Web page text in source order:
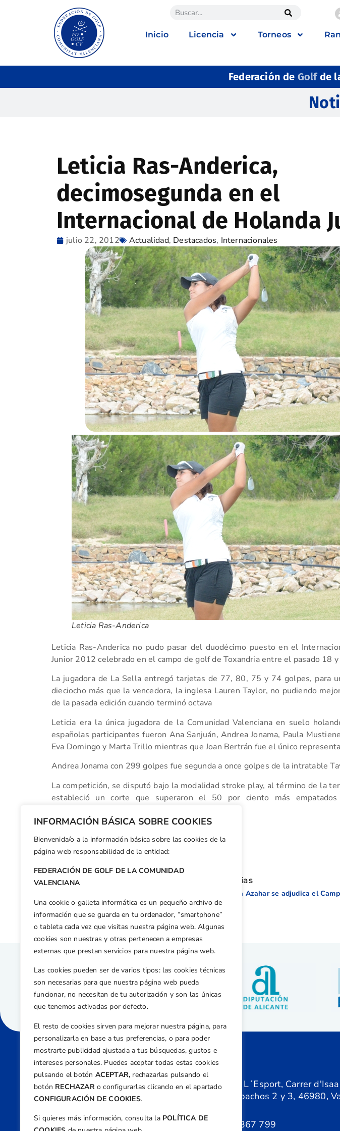
INFORMACIÓN BÁSICA SOBRE COOKIES
Bienvenida/o a la información básica sobre las cookies de la
página web responsabilidad de la entidad:
FEDERACIÓN DE GOLF DE LA COMUNIDAD
VALENCIANA
Una cookie o galleta informática es un pequeño archivo de
información que se guarda en tu ordenador, “smartphone”
o tableta cada vez que visitas nuestra página web. Algunas
cookies son nuestras y otras pertenecen a empresas
externas que prestan servicios para nuestra página web.
Las cookies pueden ser de varios tipos: las cookies técnicas
son necesarias para que nuestra página web pueda
funcionar, no necesitan de tu autorización y son las únicas
que tenemos activadas por defecto.
El resto de cookies sirven para mejorar nuestra página, para
personalizarla en base a tus preferencias, o para poder
mostrarte publicidad ajustada a tus búsquedas, gustos e
intereses personales. Puedes aceptar todas estas cookies
pulsando el botón ACEPTAR, rechazarlas pulsando el
botón RECHAZARo configurarlas clicando en el apartado
CONFIGURACIÓN DE COOKIES.
Si quieres más información, consulta la POLÍTICA DE
Inicio Licencia Torneos
Federación de Golfde
Leticia Ras-Anderica,
decimosegunda en el
Internacional de Holanda
julio 22, 2012 Actualidad, Destacados, Internacionales
Leticia Ras-Anderica
Leticia Ras-Anderica no pudo pasar del duodécimo puesto en el
Junior 2012 celebrado en el campo de golf de Toxandria entre el pasado 18
La jugadora de La Sella entregó tarjetas de 77, 80, 75 y 74 golpes, para
dieciocho más que la vencedora, la inglesa Lauren Taylor, no pudiendo
de la pasada edición cuando terminó octava
Leticia era la única jugadora de la Comunidad Valenciana en suelo
españolas participantes fueron Ana Sanjuán, Andrea Jonama, Paula
Eva Domingo y Marta Trillo mientras que Joan Bertrán fue el único
Andrea Jonama con 299 golpes fue segunda a once golpes de la intratable
La competición, se disputó bajo la modalidad stroke play, al término de la
estableció un corte que superaron el 50 por ciento más
Facebook
X WhatsApp
LinkedIn
Email
Otras noticias
Dirección
Centre de L´Esport, Carrer
Nº 5, Despachos 2 y 3, 46980,
+34 961 367 799